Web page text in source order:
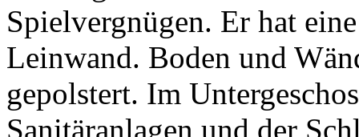
Spielvergnügen. Er hat
Leinwand. Boden und
gepolstert. Im
Sanitäranlagen und der